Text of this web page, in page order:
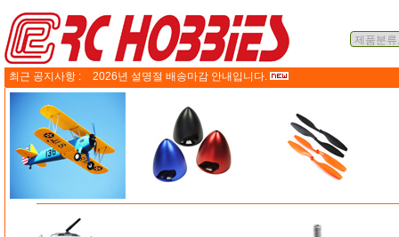
최근 공지사항 : 2026년 설명절 배송마감 안내입니다.